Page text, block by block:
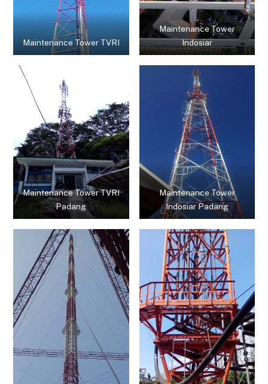
Maintenance Tower TVRI
Maintenance Tower
Indosiar
Maintenance Tower TVRI
Padang
Maintenance Tower
Indosiar Padang